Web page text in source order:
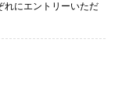
れにエントリーいただ